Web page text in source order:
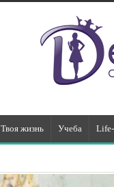
Твоя жизнь Учеба